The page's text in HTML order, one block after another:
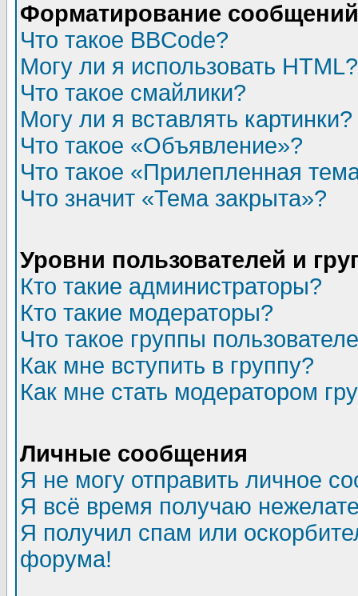
Форматирование
Что такое BBCode?
Могу ли я использовать HTML?
Что такое смайлики?
Могу ли я вставлять картинки?
Что такое «Объявление»?
Что такое «Прилепленная
Что значит «Тема закрыта»?
Уровни пользователей и
Кто такие администраторы?
Кто такие модераторы?
Что такое группы
Как мне вступить в группу?
Как мне стать модератором
Личные сообщения
Я не могу отправить личное
Я всё время получаю
Я получил спам или
форума!